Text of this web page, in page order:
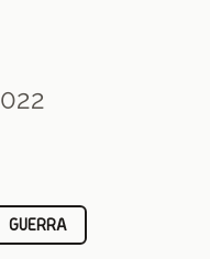
GUERRA